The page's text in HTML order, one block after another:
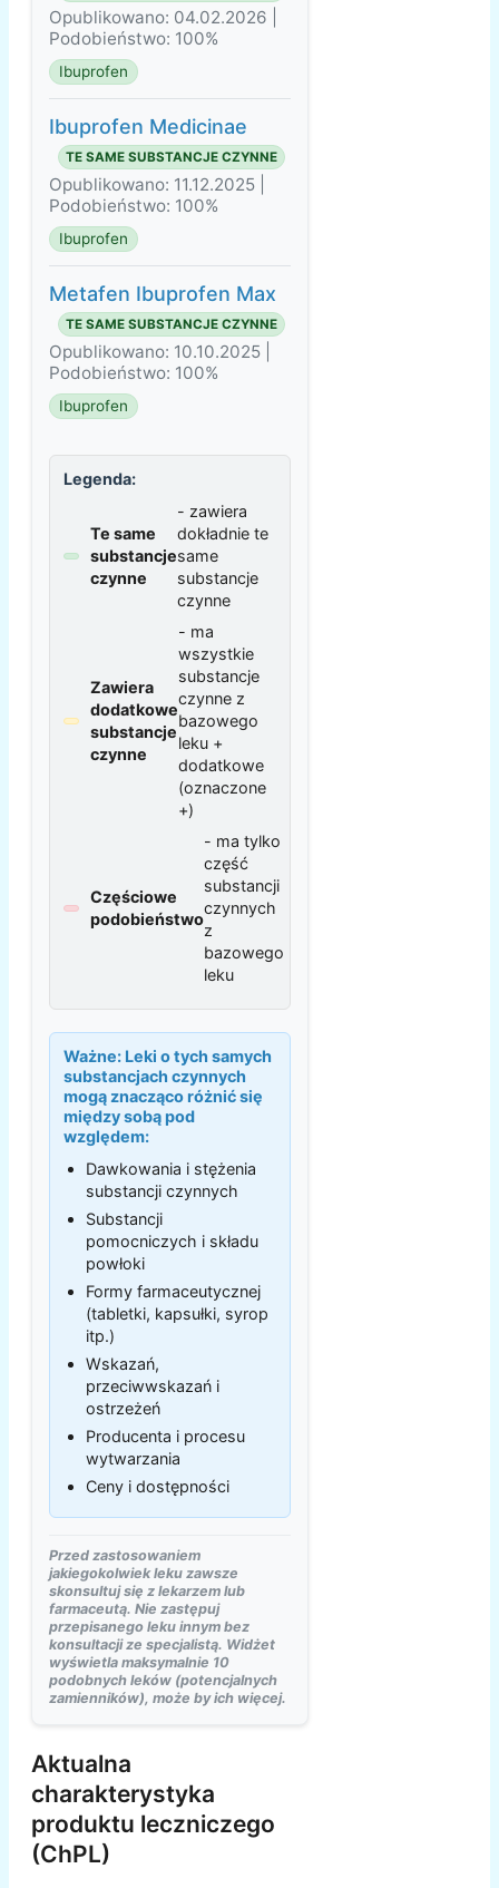
Opublikowano: 04.02.2026 |
Podobieństwo: 100%
Ibuprofen
Ibuprofen Medicinae
TE SAME SUBSTANCJE CZYNNE
Opublikowano: 11.12.2025 |
Podobieństwo: 100%
Ibuprofen
Metafen Ibuprofen Max
TE SAME SUBSTANCJE CZYNNE
Opublikowano: 10.10.2025 |
Podobieństwo: 100%
Ibuprofen
Legenda:
Te same
substancje
czynne
- zawiera
dokładnie te
same
substancje
czynne
Zawiera
dodatkowe
substancje
czynne
- ma
wszystkie
substancje
czynne z
bazowego
leku +
dodatkowe
(oznaczone
+)
Częściowe
podobieństwo
- ma tylko
część
substancji
czynnych
z
bazowego
leku
Ważne: Leki o tych samych
substancjach czynnych
mogą znacząco różnić się
między sobą pod
względem:
Dawkowania i stężenia
substancji czynnych
Substancji
pomocniczych i składu
powłoki
Formy farmaceutycznej
(tabletki, kapsułki, syrop
itp.)
Wskazań,
przeciwwskazań i
ostrzeżeń
Producenta i procesu
wytwarzania
Ceny i dostępności
Przed zastosowaniem
jakiegokolwiek leku zawsze
skonsultuj się z lekarzem lub
farmaceutą. Nie zastępuj
przepisanego leku innym bez
konsultacji ze specjalistą. Widżet
wyświetla maksymalnie 10
podobnych leków (potencjalnych
zamienników), może by ich więcej.
Aktualna
charakterystyka
produktu leczniczego
(ChPL)